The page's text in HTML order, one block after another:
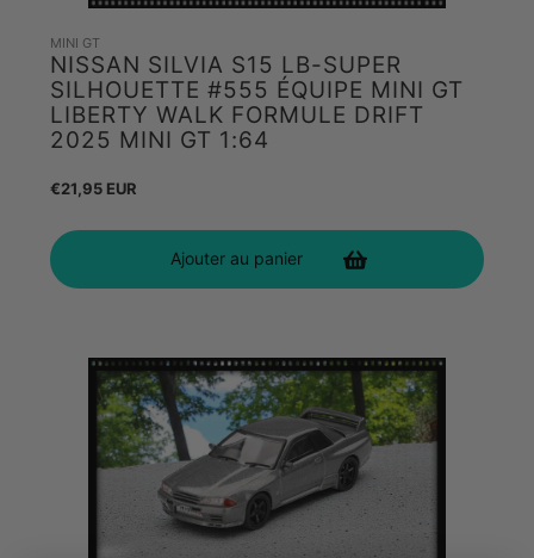
MINI GT
NISSAN SILVIA S15 LB-SUPER
SILHOUETTE #555 ÉQUIPE MINI GT
LIBERTY WALK FORMULE DRIFT
2025 MINI GT 1:64
Prix
habituel
€21,95 EUR
Ajouter au panier